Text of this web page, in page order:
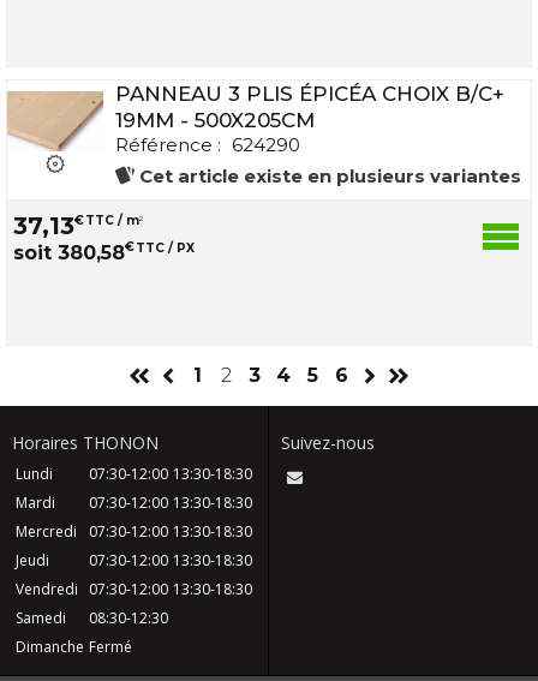
PANNEAU 3 PLIS ÉPICÉA CHOIX B/C+
19MM - 500X205CM
Référence : 624290
Cet article existe en plusieurs variantes
37,13€TTC / m2
soit 380,58€TTC / PX
1 2 3 4 5 6
Horaires THONON
Lundi 07:30-12:00 13:30-18:30
Mardi
07:30-12:00 13:30-18:30
Mercredi
07:30-12:00 13:30-18:30
Jeudi
07:30-12:00 13:30-18:30
Vendredi
07:30-12:00 13:30-18:30
Samedi
08:30-12:30
Dimanche Fermé
Suivez-nous